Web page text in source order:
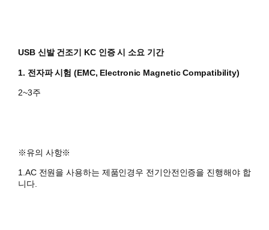
USB 신발 건조기 KC 인증 시 소요 기간
1. 전자파 시험 (EMC, Electronic Magnetic Compatibility)
2~3주
​※유의 사항※
1.AC 전원을 사용하는 제품인경우 전기안전인증을 진행해야 합
니다.